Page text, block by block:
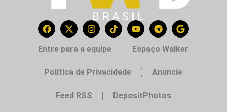
Entre para a equipe Espaço Walker
Política de Privacidade Anuncie
Feed RSS DepositPhotos